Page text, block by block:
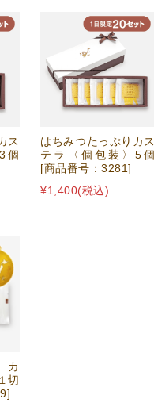
ス
個
はちみつたっぷりカス
テラ〈個包装〉5個
[商品番号：3281]
¥1,400(税込)
カ
切